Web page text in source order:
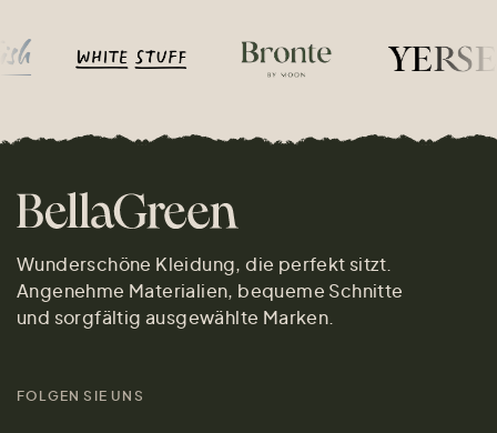
Wunderschöne Kleidung, die perfekt sitzt.
Angenehme Materialien, bequeme Schnitte
und sorgfältig ausgewählte Marken.
FOLGEN SIE UNS